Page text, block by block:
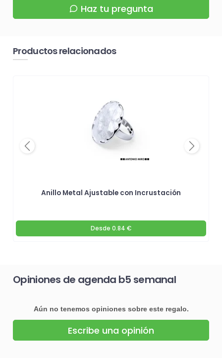
Haz tu pregunta
Productos relacionados
Anillo Metal Ajustable con Incrustación
Desde 0.84 €
Previous Next
Opiniones de agenda b5 semanal
Aún no tenemos opiniones sobre este regalo.
Escribe una opinión